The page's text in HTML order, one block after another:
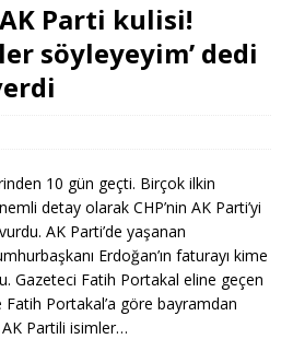
Parti kulisi!
söyleyeyim’ dedi
10 gün geçti. Birçok ilkin
detay olarak CHP’nin AK Parti’yi
AK Parti’de yaşanan
Erdoğan’ın faturayı kime
Gazeteci Fatih Portakal eline geçen
Fatih Portakal’a göre bayramdan
Partili isimler…